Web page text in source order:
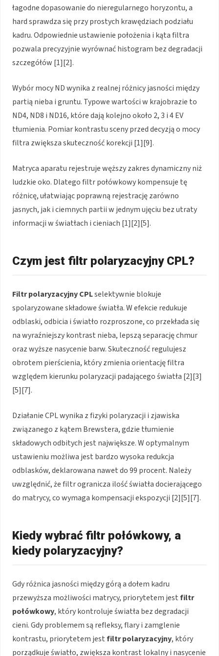
łagodne dopasowanie do nieregularnego horyzontu, a
hard sprawdza się przy prostych krawędziach podziału
kadru. Odpowiednie ustawienie położenia i kąta filtra
pozwala precyzyjnie wyrównać histogram bez degradacji
szczegółów [1][2].
Wybór mocy ND wynika z realnej różnicy jasności między
partią nieba i gruntu. Typowe wartości w krajobrazie to
ND4, ND8 i ND16, które dają kolejno około 2, 3 i 4 EV
tłumienia. Pomiar kontrastu sceny przed decyzją o mocy
filtra zwiększa skuteczność korekcji [1][9].
Matryca aparatu rejestruje węższy zakres dynamiczny niż
ludzkie oko. Dlatego filtr połówkowy kompensuje tę
różnicę, ułatwiając poprawną rejestrację zarówno
jasnych, jak i ciemnych partii w jednym ujęciu bez utraty
informacji w światłach i cieniach [1][2][5].
Czym jest filtr polaryzacyjny CPL?
Filtr polaryzacyjny CPLselektywnie blokuje
spolaryzowane składowe światła. W efekcie redukuje
odblaski, odbicia i światło rozproszone, co przekłada się
na wyraźniejszy kontrast nieba, lepszą separację chmur
oraz wyższe nasycenie barw. Skuteczność regulujesz
obrotem pierścienia, który zmienia orientację filtra
względem kierunku polaryzacji padającego światła [2][3]
[5][7].
Działanie CPL wynika z fizyki polaryzacji i zjawiska
związanego z kątem Brewstera, gdzie tłumienie
składowych odbitych jest największe. W optymalnym
ustawieniu możliwa jest bardzo wysoka redukcja
odblasków, deklarowana nawet do 99 procent. Należy
uwzględnić, że filtr ogranicza ilość światła docierającego
do matrycy, co wymaga kompensacji ekspozycji [2][5][7].
Kiedy wybrać filtr połówkowy, a
kiedy polaryzacyjny?
Gdy różnica jasności między górą a dołem kadru
przewyższa możliwości matrycy, priorytetem jestfiltr
połówkowy, który kontroluje światła bez degradacji
cieni. Gdy problemem są refleksy, flary i zamglenie
kontrastu, priorytetem jestfiltr polaryzacyjny, który
porządkuje światło, zwiększa kontrast lokalny i nasycenie